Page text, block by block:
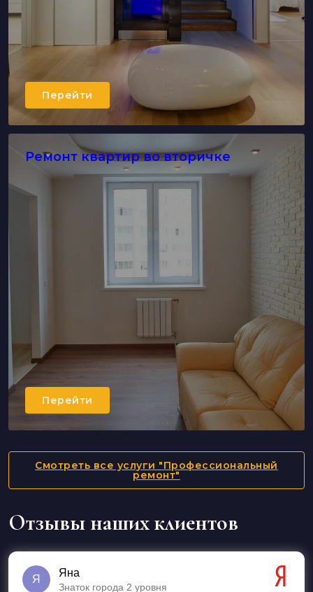
Перейти
Ремонт квартир во вторичке
Перейти
Смотреть все услуги "Профессиональный
ремонт"
Отзывы наших клиентов
Я
Яна
Знаток города 2 уровня